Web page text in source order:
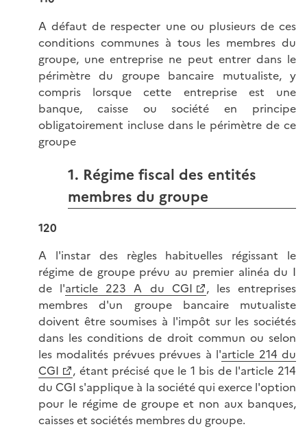
A défaut de respecter une ou plusieurs de ces
conditions communes à tous les membres du
groupe, une entreprise ne peut entrer dans le
périmètre du groupe bancaire mutualiste, y
compris lorsque cette entreprise est une
banque, caisse ou société en principe
obligatoirement incluse dans le périmètre de ce
groupe
1. Régime fiscal des entités
membres du groupe
120
A l'instar des règles habituelles régissant le
régime de groupe prévu au premier alinéa du I
de l'article 223 A du CGI
, les entreprises
membres d'un groupe bancaire mutualiste
doivent être soumises à l'impôt sur les sociétés
dans les conditions de droit commun ou selon
les modalités prévues prévues à l'article 214 du
CGI
, étant précisé que le 1 bis de l'article 214
du CGI s'applique à la société qui exerce l'option
pour le régime de groupe et non aux banques,
caisses et sociétés membres du groupe.